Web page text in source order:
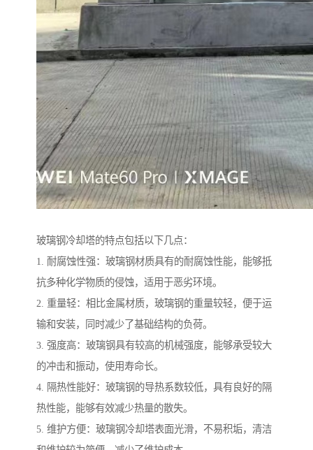
玻璃钢冷却塔的特点包括以下几点：
1. 耐腐蚀性强：玻璃钢材质具有的耐腐蚀性能，能够抵
抗多种化学物质的侵蚀，适用于恶劣环境。
2. 重量轻：相比金属材质，玻璃钢的重量较轻，便于运
输和安装，同时减少了基础结构的负荷。
3. 强度高：玻璃钢具有较高的机械强度，能够承受较大
的冲击和振动，使用寿命长。
4. 隔热性能好：玻璃钢的导热系数较低，具有良好的隔
热性能，能够有效减少热量的散失。
5. 维护方便：玻璃钢冷却塔表面光滑，不易积垢，清洁